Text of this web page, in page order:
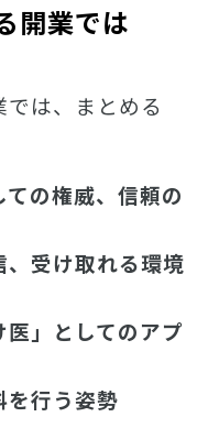
開業では
は、まとめる
ての権威、信頼の
、受け取れる環境
医」としてのアプ
を行う姿勢